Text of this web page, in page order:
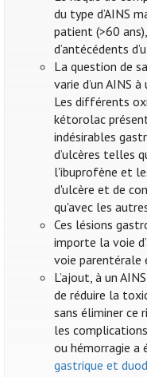
du type d’AINS
patient (>60
d’antécédents
La question de
varie d’un AINS
Les différents
kétorolac
indésirables
d’ulcères telles
l'ibuprofène et
d'ulcère et de
qu'avec les
Ces lésions
importe la voie
voie parentérale
L’ajout, à un
de réduire la
sans éliminer ce
les
ou hémorragie a
gastrique et